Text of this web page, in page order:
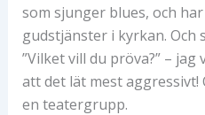
som sjunger blues, och
gudstjänster i kyrkan. Och
”Vilket vill du pröva?” –
att det lät mest aggressivt!
en teatergrupp.